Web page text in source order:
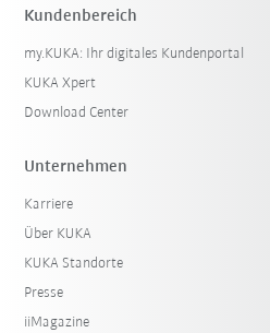
Kundenbereich
my.KUKA: Ihr digitales Kundenportal
KUKA Xpert
Download Center
Unternehmen
Karriere
Über KUKA
KUKA Standorte
Presse
iiMagazine